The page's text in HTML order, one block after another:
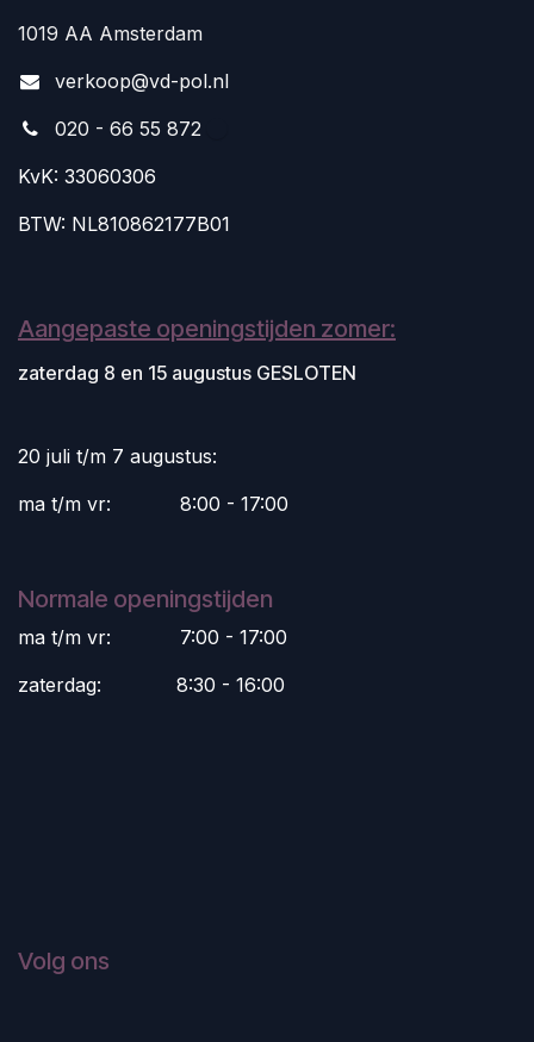
1019 AA Amsterdam
verkoop@vd-pol.nl
020 - 66 55 872
KvK: 33060306
BTW: NL810862177B01
Aangepaste openingstijden zomer:
zaterdag 8 en 15 augustus GESLOTEN
20 juli t/m 7 augustus:
ma t/m vr:
​8:00 - 17:00
Normale openingstijden
ma t/m vr:
​7:00 - 17:00
zaterdag:
​8:30 - 16:00
Volg ons